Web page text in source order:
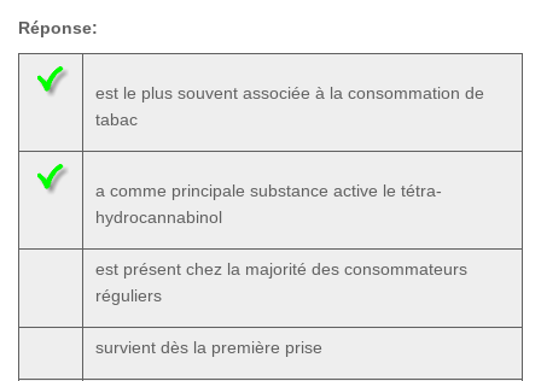
Réponse:
est le plus souvent associée à la consommation de
tabac
a comme principale substance active le tétra-
hydrocannabinol
est présent chez la majorité des consommateurs
réguliers
survient dès la première prise